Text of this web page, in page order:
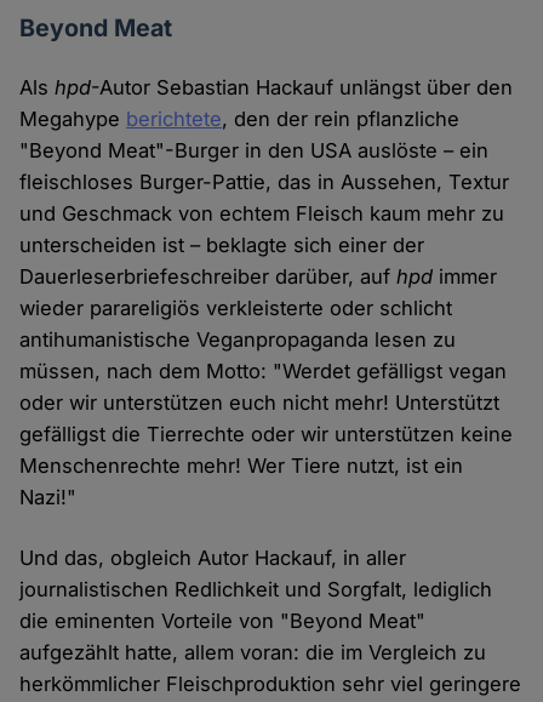
Beyond Meat
Alshpd-Autor Sebastian Hackauf unlängst über den
Megahype berichtete, den der rein pflanzliche
"Beyond Meat"-Burger in den USA auslöste – ein
fleischloses Burger-Pattie, das in Aussehen, Textur
und Geschmack von echtem Fleisch kaum mehr zu
unterscheiden ist – beklagte sich einer der
Dauerleserbriefeschreiber darüber, aufhpd immer
wieder parareligiös verkleisterte oder schlicht
antihumanistische Veganpropaganda lesen zu
müssen, nach dem Motto: "Werdet gefälligst vegan
oder wir unterstützen euch nicht mehr! Unterstützt
gefälligst die Tierrechte oder wir unterstützen keine
Menschenrechte mehr! Wer Tiere nutzt, ist ein
Nazi!"
Und das, obgleich Autor Hackauf, in aller
journalistischen Redlichkeit und Sorgfalt, lediglich
die eminenten Vorteile von "Beyond Meat"
aufgezählt hatte, allem voran: die im Vergleich zu
herkömmlicher Fleischproduktion sehr viel geringere